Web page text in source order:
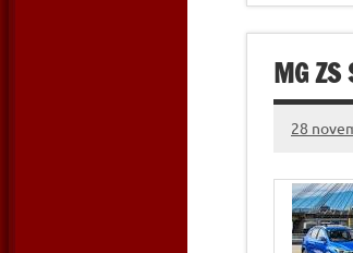
MG ZS
28